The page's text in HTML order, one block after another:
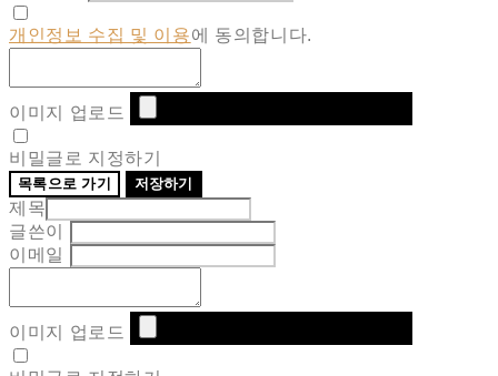
개인정보 수집 및 이용에 동의합니다.
이미지 업로드
비밀글로 지정하기
목록으로 가기 저장하기
제목
글쓴이
이메일
이미지 업로드